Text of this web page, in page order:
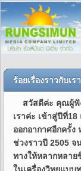
ร้อยเรื่องราวกับเ
สวัสดีค่ะ คุณผู้ฟั
เราค่ะ เข้าสู่ปีที่
ออกอากาศอีกครั้
ช่วงราวปี 2505 จ
ทางให้หลากหลา
ในเครื่องวิทยุแบบ